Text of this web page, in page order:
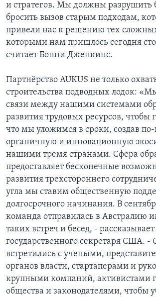
и стратегов. Мы должны разрушить
бросить вызов старым подходам,
привели нас к решению тех
которыми нам пришлось сегодня
считает Бонни Дженкинс.
Партнёрство AUKUS не только
строительства подводных лодок:
связи между нашими системами
развития трудовых ресурсов, чтобы
что мы уложимся в сроки, создав
органичную и инновационную
нашими тремя странами. Сфера
предоставляет бесконечные
развития трехстороннего
угла мы ставим общественную
долгосрочного начинания. В
команда отправилась в Австралию
таких встреч и бесед, -
государственного секретаря США. -
встретились с учеными,
органов власти, стартаперами и
крупными компаний, активистами
общества и законодателями, чтобы